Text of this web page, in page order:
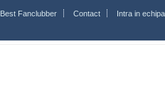
Best Fanclubber Contact Intra in